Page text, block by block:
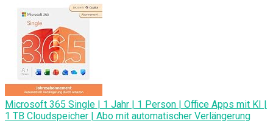
Microsoft 365 Single | 1 Jahr | 1 Person | Office Apps mit KI |
1 TB Cloudspeicher | Abo mit automatischer Verlängerung